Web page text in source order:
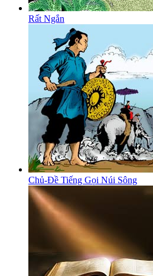
Rất Ngắn
Chủ-Đề Tiếng Gọi Núi Sông